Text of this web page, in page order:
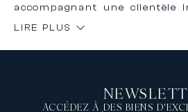
accompagnant une clientèle
l’international.
accompagnement
sur mesure pour
LIRE PLUS
ACCÉDEZ À DES BIENS